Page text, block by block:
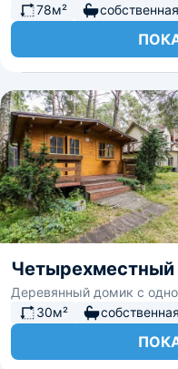
78м²
Четырехместный
Деревянный домик с
30м²